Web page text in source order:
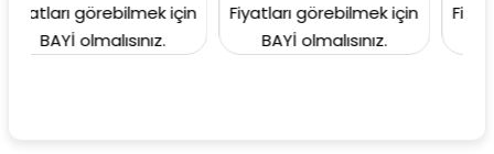
için
Fiyatları görebilmek için
BAYİ olmalısınız.
Fiyatları
BAYİ